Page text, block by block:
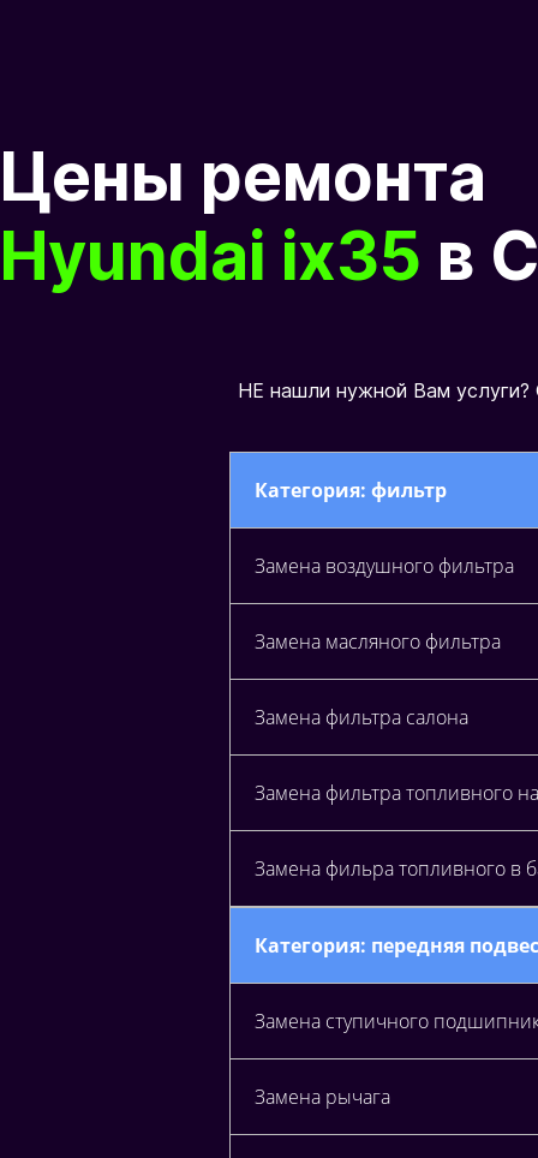
Цены ремонта
Hyundai ix35 в
НЕ нашли нужной Вам услуги?
Категория: фильтр
Замена воздушного фильтра
Замена масляного фильтра
Замена фильтра салона
Замена фильтра топливного
Замена фильра топливного в
Категория: передняя
Замена ступичного
Замена рычага